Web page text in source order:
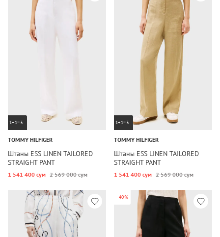
1+1=3
TOMMY HILFIGER
Штаны ESS LINEN TAILORED
STRAIGHT PANT
1 541 400 сум 2 569 000 сум
1+1=3
TOMMY HILFIGER
Штаны ESS LINEN TAILORED
STRAIGHT PANT
1 541 400 сум 2 569 000 сум
-40%